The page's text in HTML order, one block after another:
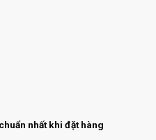
nhất khi đặt hàng